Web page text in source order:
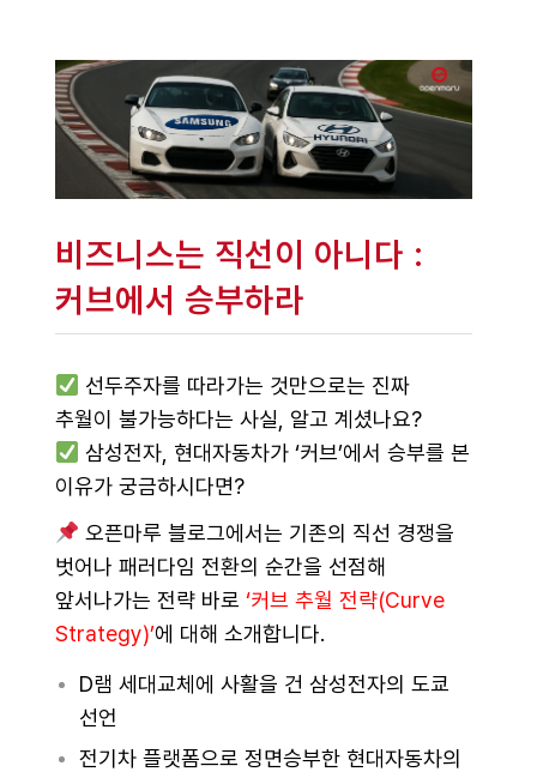
비즈니스는 직선이 아니다 :
커브에서 승부하라
선두주자를 따라가는 것만으로는 진짜
추월이 불가능하다는 사실, 알고 계셨나요?
삼성전자, 현대자동차가 ‘커브’에서 승부를 본
이유가 궁금하시다면?
오픈마루 블로그에서는 기존의 직선 경쟁을
벗어나 패러다임 전환의 순간을 선점해
앞서나가는 전략 바로 ‘커브 추월 전략(Curve
Strategy)’에 대해 소개합니다.
D램 세대교체에 사활을 건 삼성전자의 도쿄
선언
전기차 플랫폼으로 정면승부한 현대자동차의